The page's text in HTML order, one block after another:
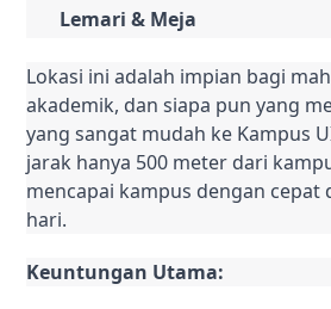
Lemari & Meja
Lokasi ini adalah impian bagi
akademik, dan siapa pun yang
yang sangat mudah ke Kampus
jarak hanya 500 meter dari
mencapai kampus dengan cepat
hari.
Keuntungan Utama: